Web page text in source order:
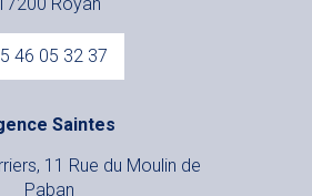
46 05 32 37
Saintes
11 Rue du Moulin de
Paban